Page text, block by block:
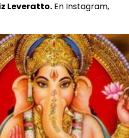
Leveratto. En Instagram,